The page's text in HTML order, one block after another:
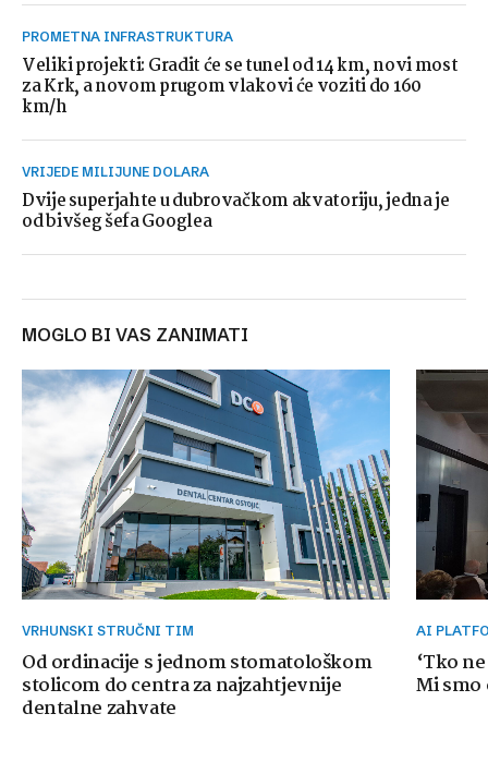
PROMETNA INFRASTRUKTURA
Veliki projekti: Gradit će se tunel od 14 km, novi most
za Krk, a novom prugom vlakovi će voziti do 160
km/h
VRIJEDE MILIJUNE DOLARA
Dvije superjahte u dubrovačkom akvatoriju, jedna je
od bivšeg šefa Googlea
MOGLO BI VAS ZANIMATI
VRHUNSKI STRUČNI TIM
Od ordinacije s jednom stomatološkom
stolicom do centra za najzahtjevnije
dentalne zahvate
AI
‘Tko
Mi